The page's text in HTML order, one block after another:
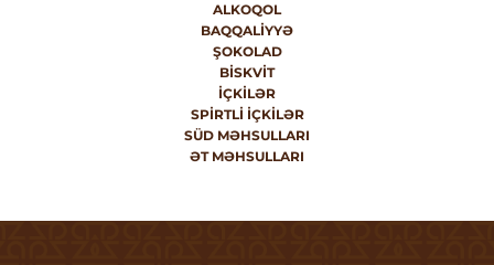
ALKOQOL
BAQQALIYYƏ
ŞOKOLAD
BISKVIT
İÇKILƏR
SPIRTLI İÇKILƏR
SÜD MƏHSULLARI
ƏT MƏHSULLARI